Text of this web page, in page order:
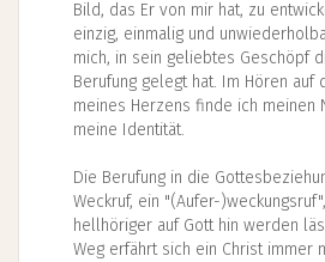
Bild, das Er von mir hat, zu
einzig, einmalig und
mich, in sein geliebtes Geschöpf
Berufung gelegt hat. Im Hören auf
meines Herzens finde ich meinen
meine Identität.
Die Berufung in die
Weckruf, ein "(Aufer-
hellhöriger auf Gott hin werden
Weg erfährt sich ein Christ immer